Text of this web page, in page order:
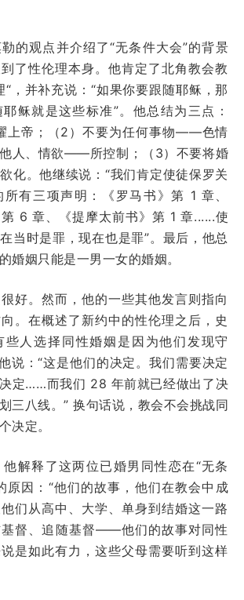
的观点并介绍了“无条件大会”的背景
了性伦理本身。他肯定了北角教会教
“，并补充说：“如果你要跟随耶稣，那
稣就是这些标准”。他总结为三点：
上帝；（2）不要为任何事物——色情
人、情欲——所控制；（3）不要将婚
化。他继续说：“我们肯定使徒保罗关
有三项声明：《罗马书》第 1 章、
第 6 章、《提摩太前书》第 1 章......使
当时是罪，现在也是罪”。最后，他总
婚姻只能是一男一女的婚姻。
好。然而，他的一些其他发言则指向
。在概述了新约中的性伦理之后，史
些人选择同性婚姻是因为他们发现守
说：“这是他们的决定。我们需要决定
定……而我们 28 年前就已经做出了决
三八线。” 换句话说，教会不会挑战同
决定。
解释了这两位已婚男同性恋在“无条
原因：“他们的故事，他们在教会中成
们从高中、大学、单身到结婚这一路
基督、追随基督——他们的故事对同性
是如此有力，这些父母需要听到这样